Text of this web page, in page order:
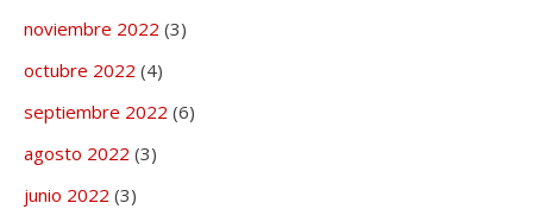
noviembre 2022 (3)
octubre 2022 (4)
septiembre 2022 (6)
agosto 2022 (3)
junio 2022 (3)